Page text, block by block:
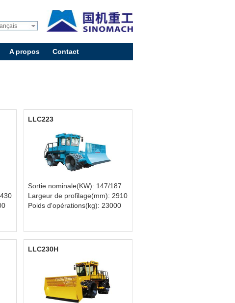
A propos Contact
LLC223
Sortie nominale(KW): 147/187
Largeur de profilage(mm): 2910
Poids d'opérations(kg): 23000
LLC230H